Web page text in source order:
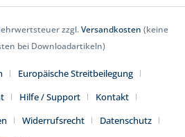
zzgl.Versandkosten (keine
bei Downloadartikeln)
Europäische Streitbeilegung
Hilfe / Support
Kontakt
Widerrufsrecht
Datenschutz